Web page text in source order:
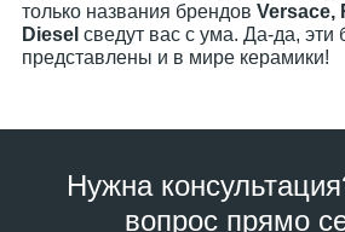
только названия брендов Versace,
Diesel сведут вас с ума. Да-да, эти
представлены и в мире керамики!
Нужна
вопрос прямо